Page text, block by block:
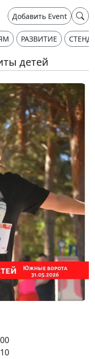
Добавить Event
РАЗВИТИЕ
детей